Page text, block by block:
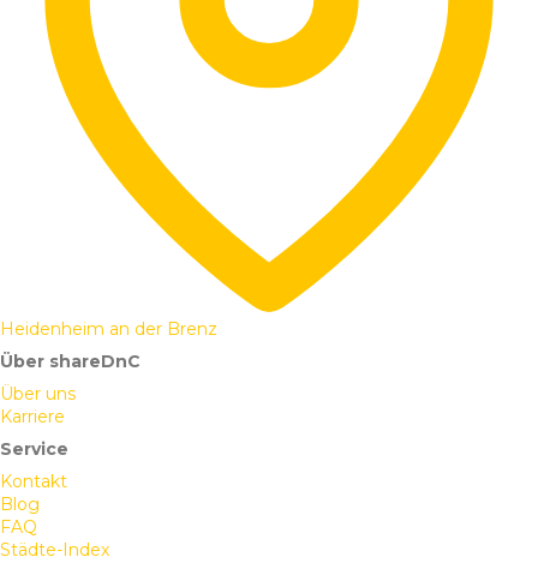
Heidenheim an der Brenz
Über shareDnC
Über uns
Karriere
Service
Kontakt
Blog
FAQ
Städte-Index